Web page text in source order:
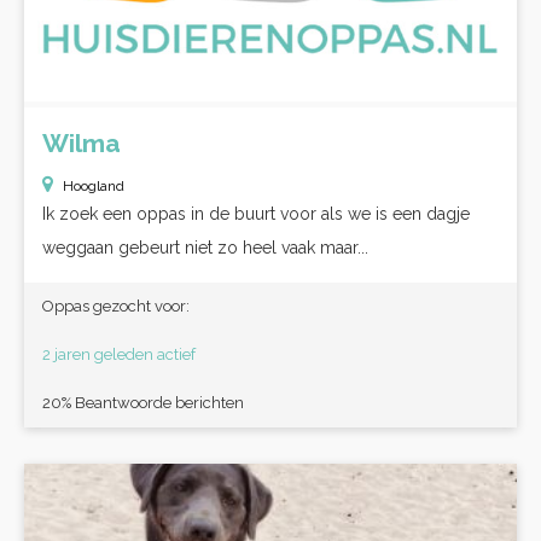
Wilma
Hoogland
Ik zoek een oppas in de buurt voor als we is een dagje
weggaan gebeurt niet zo heel vaak maar...
Oppas gezocht voor:
2 jaren geleden actief
20% Beantwoorde berichten